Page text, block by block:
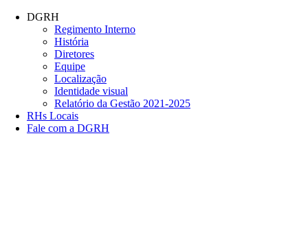
Conteúdo principal
DGRH
Regimento Interno
História
Diretores
Equipe
Localização
Identidade visual
Relatório da Gestão 2021-2025
RHs Locais
Fale com a DGRH